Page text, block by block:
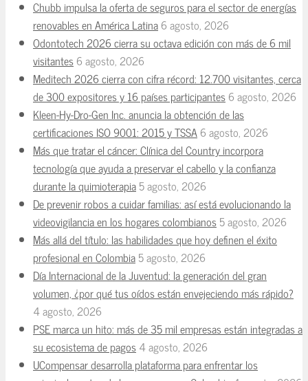
Chubb impulsa la oferta de seguros para el sector de energías
renovables en América Latina6 agosto, 2026
Odontotech 2026 cierra su octava edición con más de 6 mil
visitantes6 agosto, 2026
Meditech 2026 cierra con cifra récord: 12.700 visitantes, cerca
de 300 expositores y 16 países participantes6 agosto, 2026
Kleen-Hy-Dro-Gen Inc. anuncia la obtención de las
certificaciones ISO 9001: 2015 y TSSA6 agosto, 2026
Más que tratar el cáncer: Clínica del Country incorpora
tecnología que ayuda a preservar el cabello y la confianza
durante la quimioterapia5 agosto, 2026
De prevenir robos a cuidar familias: así está evolucionando la
videovigilancia en los hogares colombianos5 agosto, 2026
Más allá del título: las habilidades que hoy definen el éxito
profesional en Colombia5 agosto, 2026
Día Internacional de la Juventud: la generación del gran
volumen, ¿por qué tus oídos están envejeciendo más rápido?
4 agosto, 2026
PSE marca un hito: más de 35 mil empresas están integradas a
su ecosistema de pagos4 agosto, 2026
UCompensar desarrolla plataforma para enfrentar los